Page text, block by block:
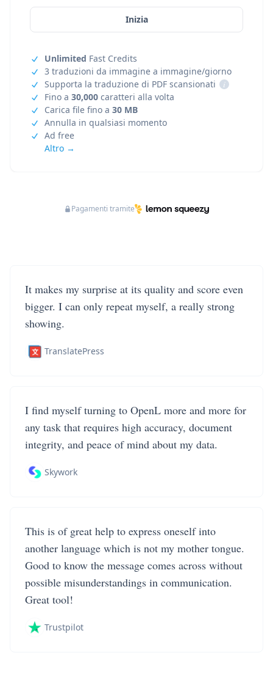
Inizia
Unlimited Fast Credits
3 traduzioni da immagine a immagine/giorno
Supporta la traduzione di PDF scansionati
i
Fino a 30,000 caratteri alla volta
Carica file fino a 30 MB
Annulla in qualsiasi momento
Ad free
Altro →
Pagamenti tramite
It makes my surprise at its quality and score even
bigger. I can only repeat myself, a really strong
showing.
TranslatePress
I find myself turning to OpenL more and more for
any task that requires high accuracy, document
integrity, and peace of mind about my data.
Skywork
This is of great help to express oneself into
another language which is not my mother tongue.
Good to know the message comes across without
possible misunderstandings in communication.
Great tool!
Trustpilot